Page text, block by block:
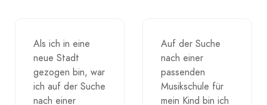
Als ich in eine
neue Stadt
gezogen bin, war
ich auf der Suche
nach einer
Auf der Suche
nach einer
passenden
Musikschule für
mein Kind bin ich